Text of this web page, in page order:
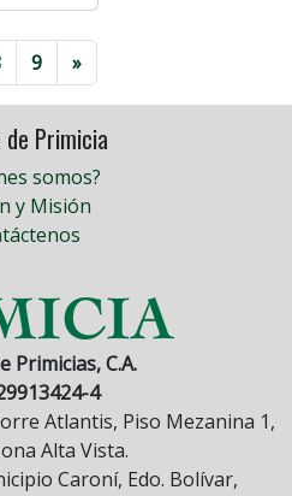
9 »
Primicia
somos?
y Misión
Primicias, C.A.
4
Atlantis, Piso Mezanina 1,
Alta Vista.
Caroní, Edo. Bolívar,